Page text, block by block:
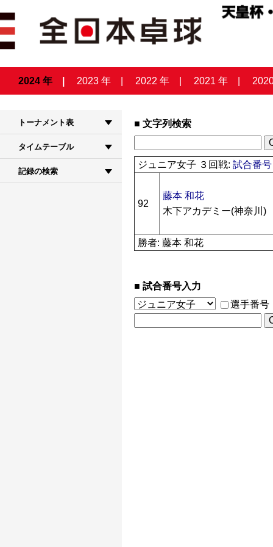
2024 年 2023 年 2022 年 2021 年
トーナメント表
タイムテーブル
記録の検索
文字列検索
ジュニア女子 ３回戦:試合番
92
藤本 和花
木下アカデミー(神奈川)
勝者: 藤本 和花
試合番号入力
選手番号